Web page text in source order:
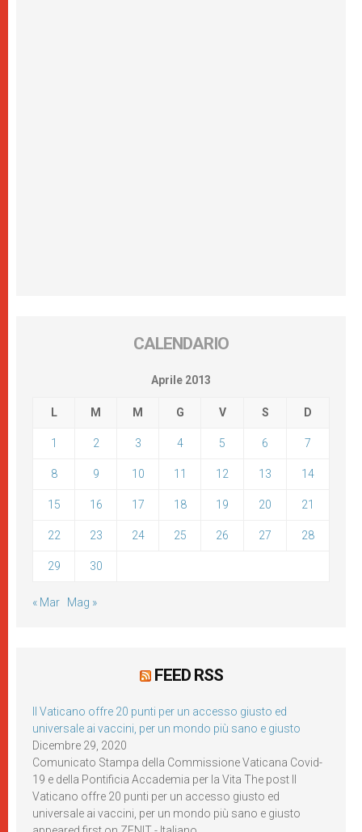
CALENDARIO
Aprile 2013
L M M G V S D
1 2 3 4 5 6 7
8 9 10 11 12 13 14
15 16 17 18 19 20 21
22 23 24 25 26 27 28
29 30
« Mar Mag »
FEED RSS
Il Vaticano offre 20 punti per un accesso giusto ed
universale ai vaccini, per un mondo più sano e giusto
Dicembre 29, 2020
Comunicato Stampa della Commissione Vaticana Covid-
19 e della Pontificia Accademia per la Vita The post Il
Vaticano offre 20 punti per un accesso giusto ed
universale ai vaccini, per un mondo più sano e giusto